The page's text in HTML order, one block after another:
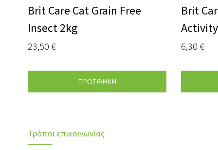
Brit Care Cat Grain Free
Insect 2kg
23,50 €
ΠΡΟΣΘΗΚΗ
Brit
6,30 €
Τρόποι επικοινωνίας